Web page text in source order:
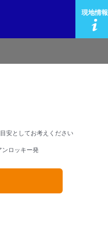
現地情報
安としてお考えください
ンロッキー発